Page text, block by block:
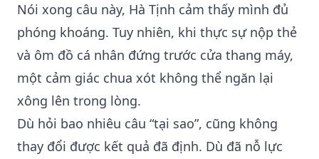
Nói xong câu này, Hà Tịnh cảm thấy mình đủ
phóng khoáng. Tuy nhiên, khi thực sự nộp thẻ
và ôm đồ cá nhân đứng trước cửa thang máy,
một cảm giác chua xót không thể ngăn lại
xông lên trong lòng.
Dù hỏi bao nhiêu câu “tại sao”, cũng không
thay đổi được kết quả đã định. Dù đã nỗ lực